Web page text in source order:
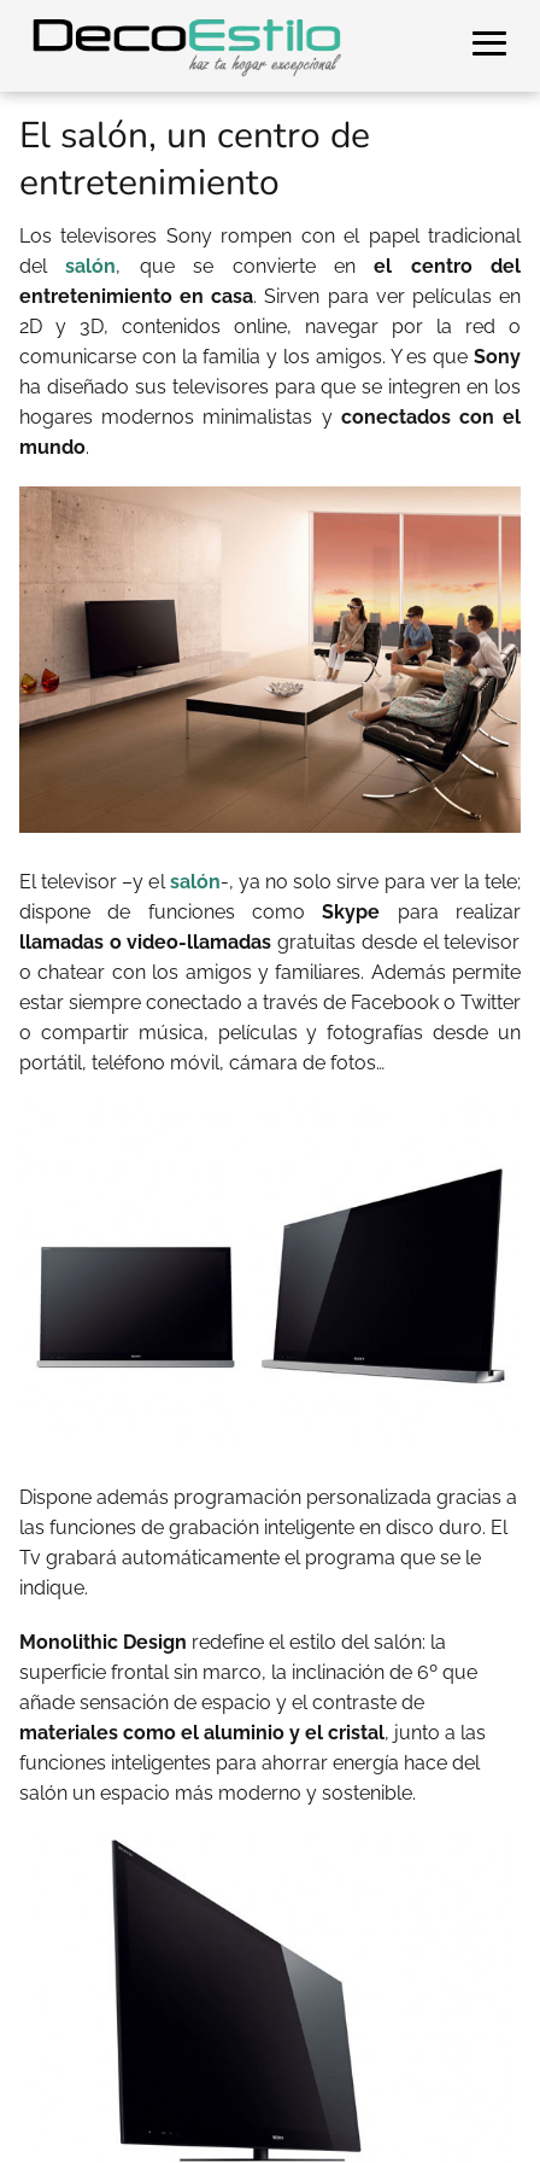
El salón, un centro de
entretenimiento
Los televisores Sony rompen con el papel tradicional
delsalón, que se convierte enel centro del
entretenimiento en casa. Sirven para ver películas en
2D y 3D, contenidos online, navegar por la red o
comunicarse con la familia y los amigos. Y es que Sony
ha diseñado sus televisores para que se integren en los
hogares modernos minimalistas yconectados con el
mundo.
El televisor –y elsalón-, ya no solo sirve para ver la tele;
dispone de funciones comoSkype para realizar
llamadas o video-llamadas gratuitas desde el televisor
o chatear con los amigos y familiares. Además permite
estar siempre conectado a través de Facebook o Twitter
o compartir música, películas y fotografías desde un
portátil, teléfono móvil, cámara de fotos…
Dispone además programación personalizada gracias a
las funciones de grabación inteligente en disco duro. El
Tv grabará automáticamente el programa que se le
indique.
Monolithic Design redefine el estilo del salón: la
superficie frontal sin marco, la inclinación de 6º que
añade sensación de espacio y el contraste de
materiales como el aluminio y el cristal, junto a las
funciones inteligentes para ahorrar energía hace del
salón un espacio más moderno y sostenible.